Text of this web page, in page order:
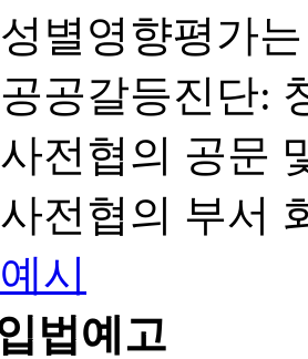
성별영향평가
공공갈등진단:
사전협의 공문
사전협의 부서
예시
법예고